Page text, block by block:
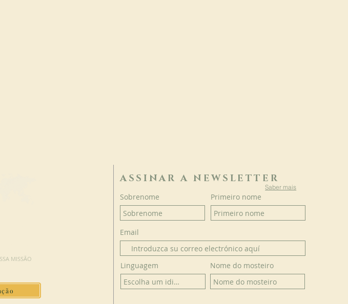
MISSÃO
ASSINAR A NEWSLETTER
Saber mais
Sobrenome Primeiro nome
Email
Linguagem Nome do mosteiro